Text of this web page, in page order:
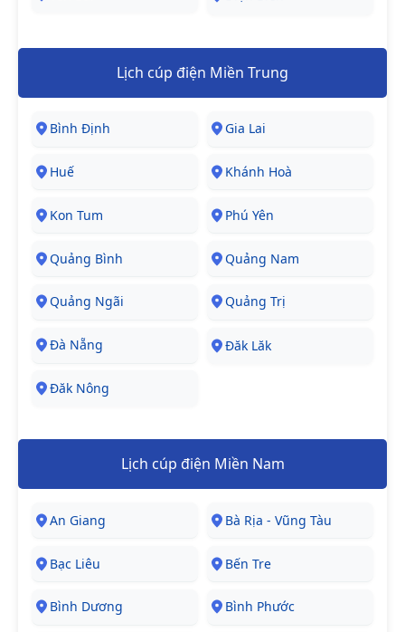
Lịch cúp điện Miền Trung
Bình Định Gia Lai
Huế Khánh Hoà
Kon Tum Phú Yên
Quảng Bình Quảng Nam
Quảng Ngãi Quảng Trị
Đà Nẵng Đăk Lăk
Đăk Nông
Lịch cúp điện Miền Nam
An Giang Bà Rịa - Vũng Tàu
Bạc Liêu Bến Tre
Bình Dương Bình Phước